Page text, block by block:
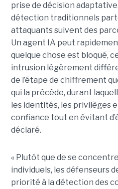
prise de décision
détection traditionnels
attaquants suivent des
Un agent IA peut
quelque chose est bloqué,
intrusion légèrement
de l’étape de chiffrement
qui la précède, durant
les identités, les privilèges
confiance tout en évitant
déclaré.
« Plutôt que de se
individuels, les défenseurs
priorité à la détection des